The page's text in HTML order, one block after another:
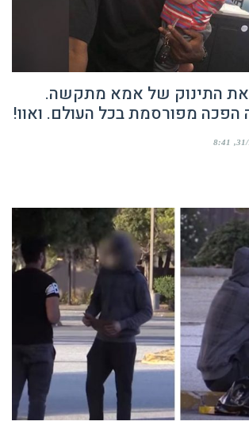
את התינוק של אמא מתקשה.
הפכה מפורסמת בכל העולם. ואוו!
8:41